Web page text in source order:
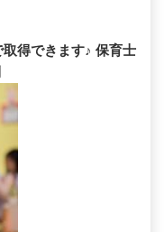
得できます♪ 保育士